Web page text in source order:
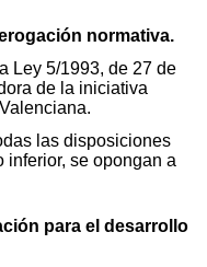
normativa.
Ley 5/1993, de 27 de
de la iniciativa
las disposiciones
inferior, se opongan a
para el desarrollo